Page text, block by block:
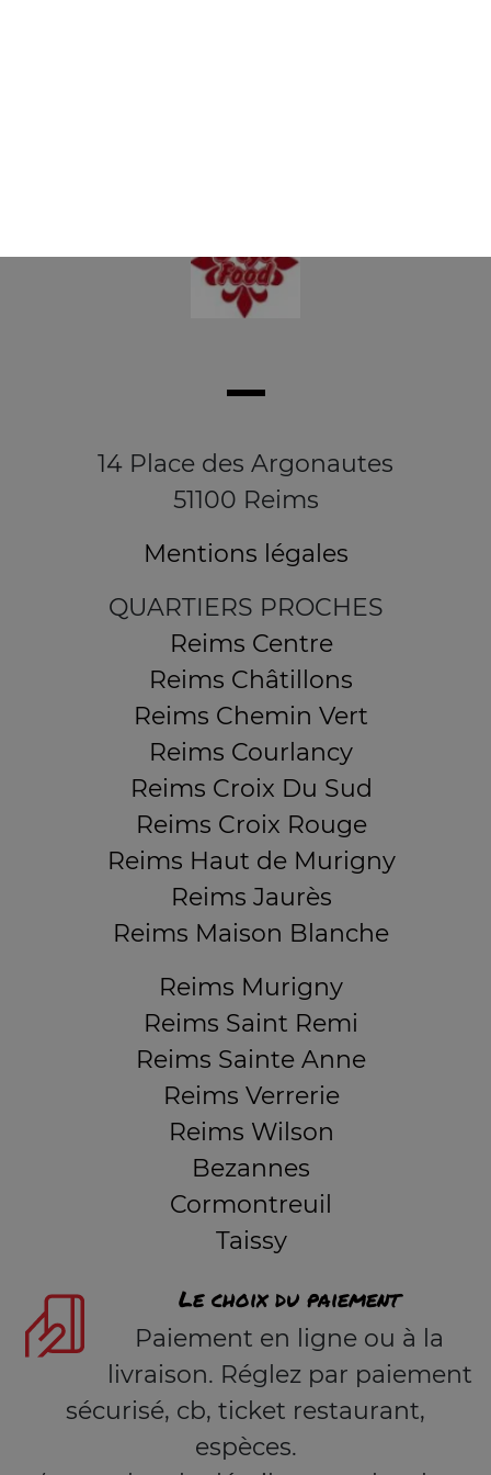
14 Place des Argonautes
51100 Reims
Mentions légales
QUARTIERS PROCHES
Reims Centre
Reims Châtillons
Reims Chemin Vert
Reims Courlancy
Reims Croix Du Sud
Reims Croix Rouge
Reims Haut de Murigny
Reims Jaurès
Reims Maison Blanche
Reims Murigny
Reims Saint Remi
Reims Sainte Anne
Reims Verrerie
Reims Wilson
Bezannes
Cormontreuil
Taissy
Le choix du paiement
Paiement en ligne ou à la
livraison. Réglez par paiement
sécurisé, cb, ticket restaurant,
espèces.